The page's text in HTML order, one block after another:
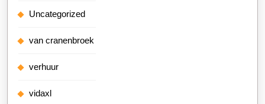
Uncategorized
van cranenbroek
verhuur
vidaxl